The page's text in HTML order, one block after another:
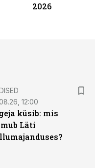
2026
12:00
küsib: mis
Läti